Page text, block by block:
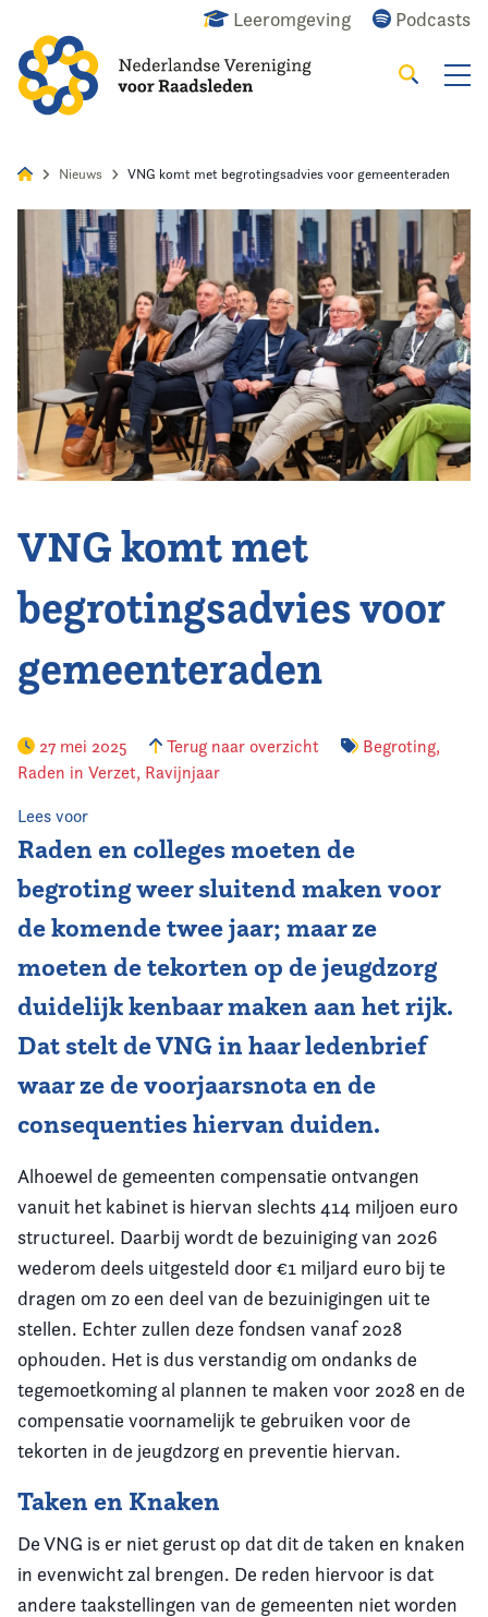
Leeromgeving Podcasts
Zoeken
Home
Agenda
Nieuws
Opleiding
Kennis & Informatie
Vereniging
Nieuws VNG komt met begrotingsadvies voor gemeenteraden
VNG komt met
begrotingsadvies voor
gemeenteraden
27 mei 2025 Terug naar overzicht Begroting,
Raden in Verzet, Ravijnjaar
Lees voor
Raden en colleges moeten de
begroting weer sluitend maken voor
de komende twee jaar; maar ze
moeten de tekorten op de jeugdzorg
duidelijk kenbaar maken aan het rijk.
Dat stelt de VNG in haar ledenbrief
waar ze de voorjaarsnota en de
consequenties hiervan duiden.
Alhoewel de gemeenten compensatie ontvangen
vanuit het kabinet is hiervan slechts 414 miljoen euro
structureel. Daarbij wordt de bezuiniging van 2026
wederom deels uitgesteld door €1 miljard euro bij te
dragen om zo een deel van de bezuinigingen uit te
stellen. Echter zullen deze fondsen vanaf 2028
ophouden. Het is dus verstandig om ondanks de
tegemoetkoming al plannen te maken voor 2028 en de
compensatie voornamelijk te gebruiken voor de
tekorten in de jeugdzorg en preventie hiervan.
Taken en Knaken
De VNG is er niet gerust op dat dit de taken en knaken
in evenwicht zal brengen. De reden hiervoor is dat
andere taakstellingen van de gemeenten niet worden